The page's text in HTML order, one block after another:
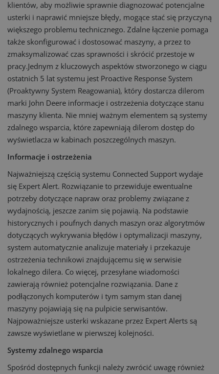
klientów, aby możliwie sprawnie diagnozować potencjalne
usterki i naprawić mniejsze błędy, mogące stać się przyczyną
większego problemu technicznego. Zdalne łączenie pomaga
także skonfigurować i dostosować maszyny, a przez to
zmaksymalizować czas sprawności i skrócić przestoje w
pracy.Jednym z kluczowych aspektów stworzonego w ciągu
ostatnich 5 lat systemu jest Proactive Response System
(Proaktywny System Reagowania), który dostarcza dilerom
marki John Deere informacje i ostrzeżenia dotyczące stanu
maszyny klienta. Nie mniej ważnym elementem są systemy
zdalnego wsparcia, które zapewniają dilerom dostęp do
wyświetlacza w kabinach poszczególnych maszyn.
Informacje i ostrzeżenia
Najważniejszą częścią systemu Connected Support wydaje
się Expert Alert. Rozwiązanie to przewiduje ewentualne
potrzeby dotyczące napraw oraz problemy związane z
wydajnością, jeszcze zanim się pojawią. Na podstawie
historycznych i poufnych danych maszyn oraz algorytmów
dotyczących wykrywania błędów i optymalizacji maszyny,
system automatycznie analizuje materiały i przekazuje
ostrzeżenia technikowi znajdującemu się w serwisie
lokalnego dilera. Co więcej, przesyłane wiadomości
zawierają również potencjalne rozwiązania. Dane z
podłączonych komputerów i tym samym stan danej
maszyny pojawiają się na pulpicie serwisantów.
Najpoważniejsze usterki wskazane przez Expert Alerts są
zawsze wyświetlane w pierwszej kolejności.
Systemy zdalnego wsparcia
Spośród dostępnych funkcji należy zwrócić uwagę również